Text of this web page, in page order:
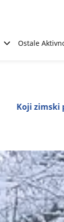
Ostale
Koji zimski